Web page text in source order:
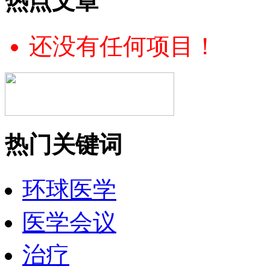
还没有任何项目！
热门关键词
环球医学
医学会议
治疗